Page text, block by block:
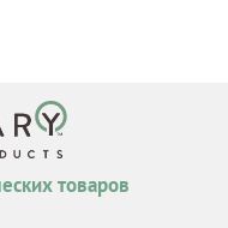
товаров